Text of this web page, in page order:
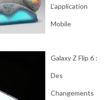
L’application
Mobile
Galaxy Z Flip 6 :
Des
Changements